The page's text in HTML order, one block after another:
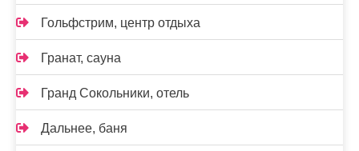
Гольфстрим, центр отдыха
Гранат, сауна
Гранд Сокольники, отель
Дальнее, баня